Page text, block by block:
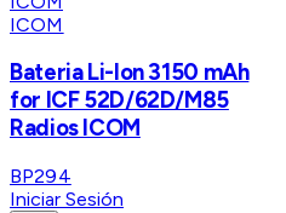
ICOM
Bateria Li-Ion 3150 mAh
for ICF 52D/62D/M85
Radios ICOM
BP294
Iniciar Sesión